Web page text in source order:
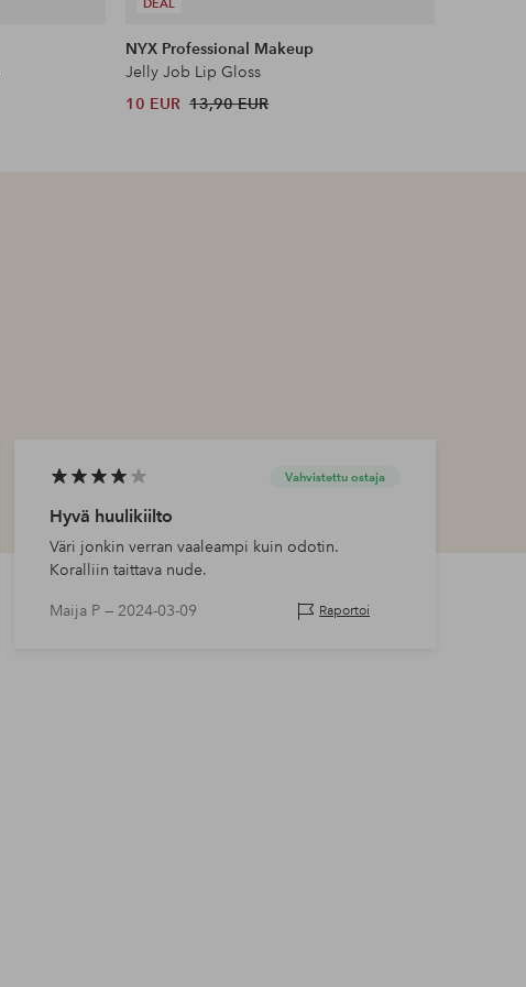
DEAL
NYX Professional Makeup
Jelly Job Lip Gloss
10 EUR 13,90 EUR
Vahvistettu ostaja
Hyvä huulikiilto
Väri jonkin verran vaaleampi kuin odotin.
Koralliin taittava nude.
Maija P —2024-03-09 Raportoi